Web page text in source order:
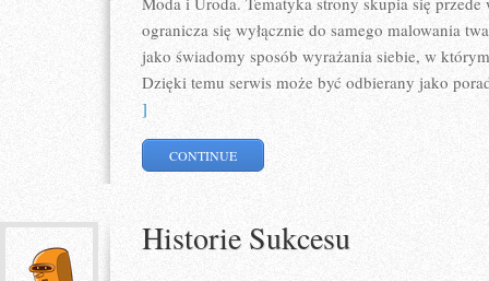
ogranicza się wyłącznie do samego malowania
jako świadomy sposób wyrażania siebie, w
Dzięki temu serwis może być odbierany jako
]
CONTINUE
Historie Sukcesu